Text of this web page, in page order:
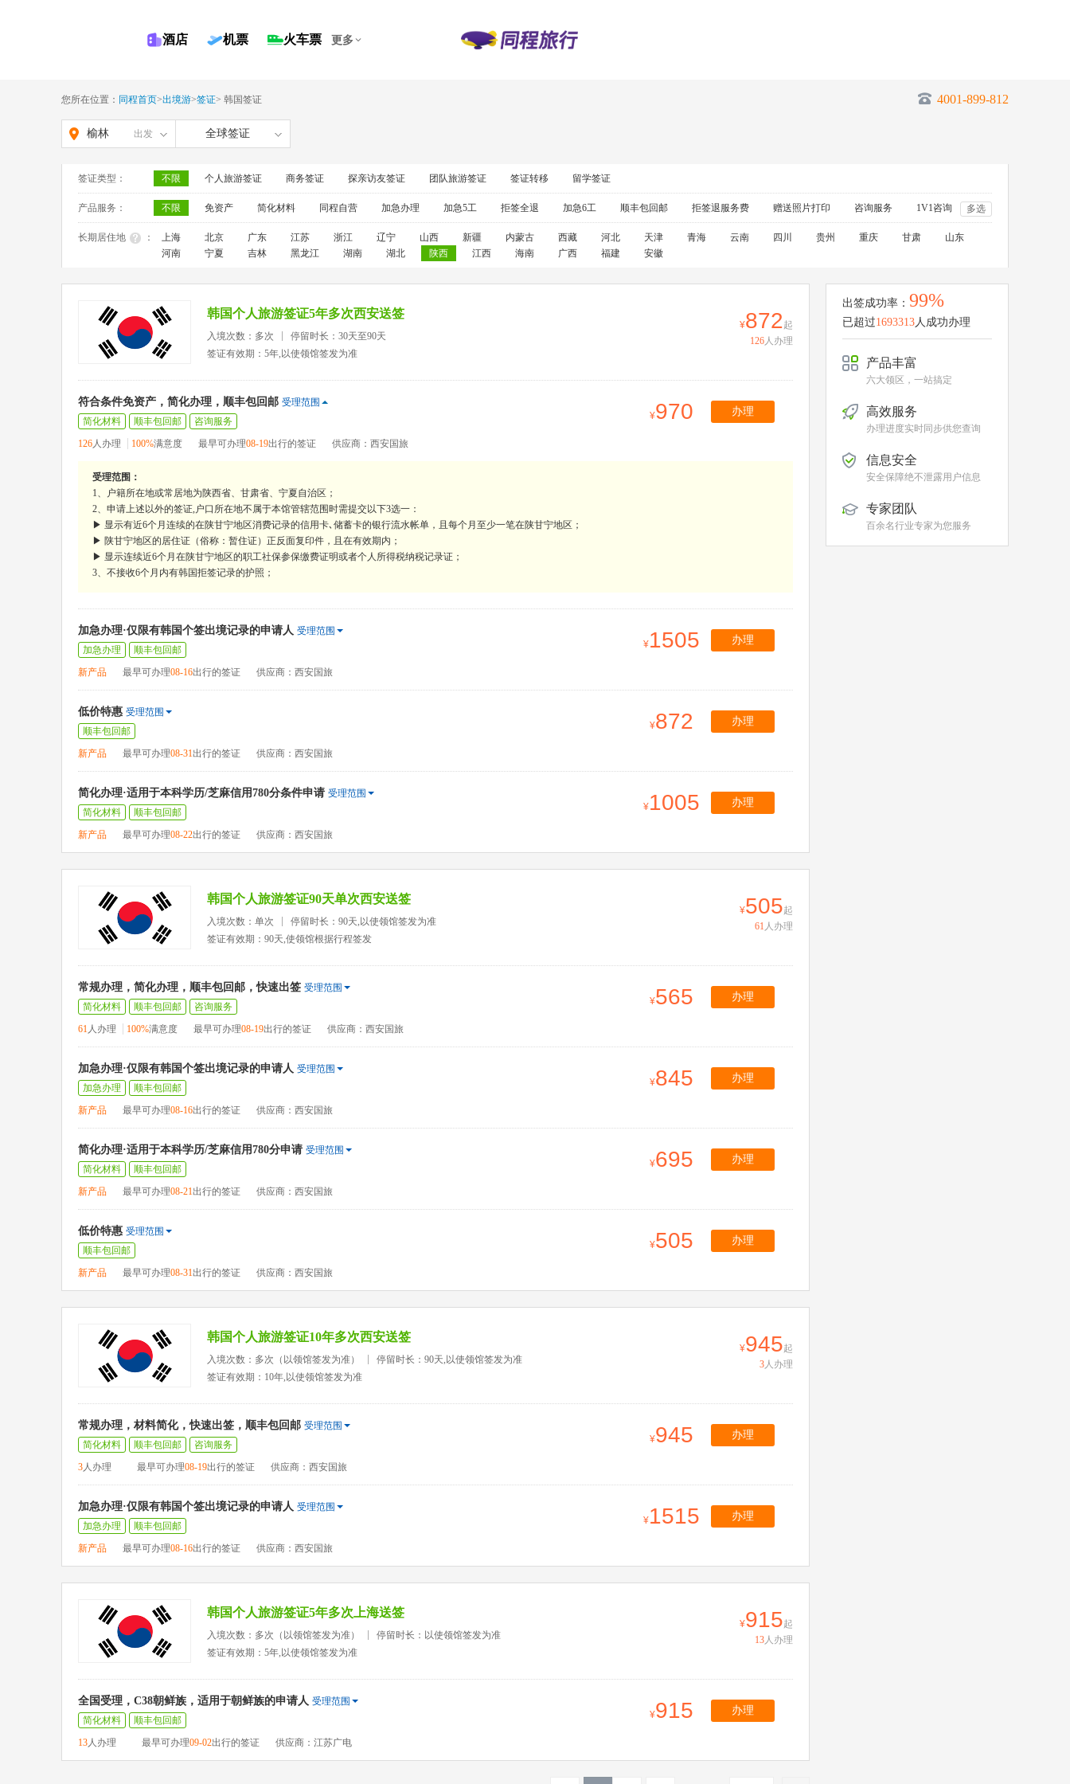
酒店 机票 火车票 更多
您所在位置： 同程首页>出境游>签证> 韩国签证 4001-899-812
榆林 出发 全球签证
签证类型： 不限 个人旅游签证 商务签证 探亲访友签证 团队旅游签证 签证转移 留学签证
产品服务： 不限 免资产 简化材料 同程自营 加急办理 加急5工 拒签全退 加急6工 顺丰包回邮 拒签退服务费 赠送照片打印 咨询服务 1V1咨询 多选
长期居住地 ： 上海 北京 广东 江苏 浙江 辽宁 山西 新疆 内蒙古 西藏 河北 天津 青海 云南 四川 贵州 重庆 甘肃
山东
河南
宁夏 吉林 黑龙江 湖南 湖北 陕西 江西 海南 广西 福建 安徽
韩国个人旅游签证5年多次西安送签
入境次数：多次
停留时长：30天至90天
签证有效期：5年,以使领馆签发为准
872起
126人办理
符合条件免资产，简化办理，顺丰包回邮 受理范围
简化材料
顺丰包回邮
咨询服务
126人办理 100%满意度 最早可办理08-19出行的签证 供应商：西安国旅
970 办理
受理范围：
1、户籍所在地或常居地为陕西省、甘肃省、宁夏自治区；
2、申请上述以外的签证,户口所在地不属于本馆管辖范围时需提交以下3选一：
▶ 显示有近6个月连续的在陕甘宁地区消费记录的信用卡､储蓄卡的银行流水帐单，且每个月至少一笔在陕甘宁地区；
▶ 陕甘宁地区的居住证（俗称：暂住证）正反面复印件，且在有效期内；
▶ 显示连续近6个月在陕甘宁地区的职工社保参保缴费证明或者个人所得税纳税记录证；
3、不接收6个月内有韩国拒签记录的护照；
加急办理·仅限有韩国个签出境记录的申请人 受理范围
加急办理
顺丰包回邮
新产品
最早可办理08-16出行的签证 供应商：西安国旅
1505 办理
低价特惠 受理范围
顺丰包回邮
新产品
最早可办理08-31出行的签证 供应商：西安国旅
872 办理
简化办理·适用于本科学历/芝麻信用780分条件申请 受理范围
简化材料
顺丰包回邮
新产品
最早可办理08-22出行的签证 供应商：西安国旅
1005 办理
韩国个人旅游签证90天单次西安送签
入境次数：单次
停留时长：90天,以使领馆签发为准
签证有效期：90天,使领馆根据行程签发
505起
61 人办理
常规办理，简化办理，顺丰包回邮，快速出签 受理范围
简化材料
顺丰包回邮
咨询服务
61人办理 100%满意度 最早可办理08-19出行的签证 供应商：西安国旅
565 办理
加急办理·仅限有韩国个签出境记录的申请人 受理范围
加急办理
顺丰包回邮
新产品
最早可办理08-16出行的签证 供应商：西安国旅
845 办理
简化办理·适用于本科学历/芝麻信用780分申请 受理范围
简化材料
顺丰包回邮
新产品
最早可办理08-21出行的签证 供应商：西安国旅
695 办理
低价特惠 受理范围
顺丰包回邮
新产品
最早可办理08-31出行的签证 供应商：西安国旅
505 办理
韩国个人旅游签证10年多次西安送签
入境次数：多次（以领馆签发为准）
停留时长：90天,以使领馆签发为准
签证有效期：10年,以使领馆签发为准
945起
3人办理
常规办理，材料简化，快速出签，顺丰包回邮 受理范围
简化材料
顺丰包回邮
咨询服务
3人办理 最早可办理08-19出行的签证 供应商：西安国旅
945 办理
加急办理·仅限有韩国个签出境记录的申请人 受理范围
加急办理
顺丰包回邮
新产品
最早可办理08-16出行的签证 供应商：西安国旅
1515 办理
韩国个人旅游签证5年多次上海送签
入境次数：多次（以领馆签发为准）
停留时长：以使领馆签发为准
签证有效期：5年,以使领馆签发为准
915起
13人办理
全国受理，C38朝鲜族，适用于朝鲜族的申请人 受理范围
简化材料
顺丰包回邮
13人办理 最早可办理09-02出行的签证 供应商：江苏广电
915 办理
出签成功率： 99%
已超过1693313人成功办理
产品丰富
六大领区，一站搞定
高效服务
办理进度实时同步供您查询
信息安全
安全保障绝不泄露用户信息
专家团队
百余名行业专家为您服务